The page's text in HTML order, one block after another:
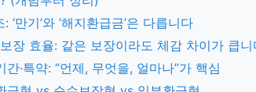
만기’와 ‘해지환급금’은 다릅니다
장 효율: 같은 보장이라도 체감 차이가 큽니
·특약: “언제, 무엇을, 얼마나”가 핵심